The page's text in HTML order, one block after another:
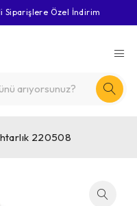
Siparişlere Özel İndirim
220508